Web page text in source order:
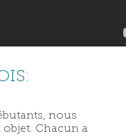
nous
objet. Chacun a